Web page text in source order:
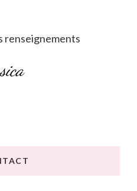
renseignements